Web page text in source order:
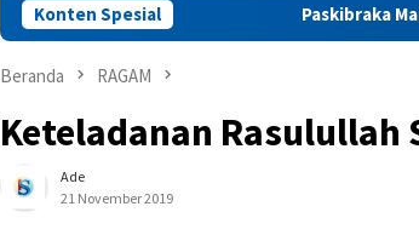
Konten Spesial Paskibraka Maros Terima
Beranda RAGAM
Keteladanan Rasulullah
Ade
21 November 2019